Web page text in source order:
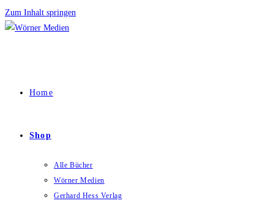
Zum Inhalt springen
Home
Shop
Alle Bücher
Wörner Medien
Gerhard Hess Verlag